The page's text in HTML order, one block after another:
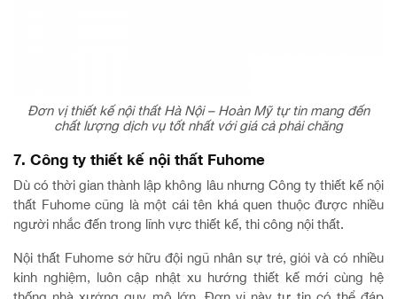
Đơn vị thiết kế nội thất Hà Nội – Hoàn Mỹ tự tin mang đến
chất lượng dịch vụ tốt nhất với giá cả phải chăng
7. Công ty thiết kế nội thất Fuhome
Dù có thời gian thành lập không lâu nhưng Công ty thiết kế nội
thất Fuhome cũng là một cái tên khá quen thuộc được nhiều
người nhắc đến trong lĩnh vực thiết kế, thi công nội thất.
Nội thất Fuhome sở hữu đội ngũ nhân sự trẻ, giỏi và có nhiều
kinh nghiệm, luôn cập nhật xu hướng thiết kế mới cùng hệ